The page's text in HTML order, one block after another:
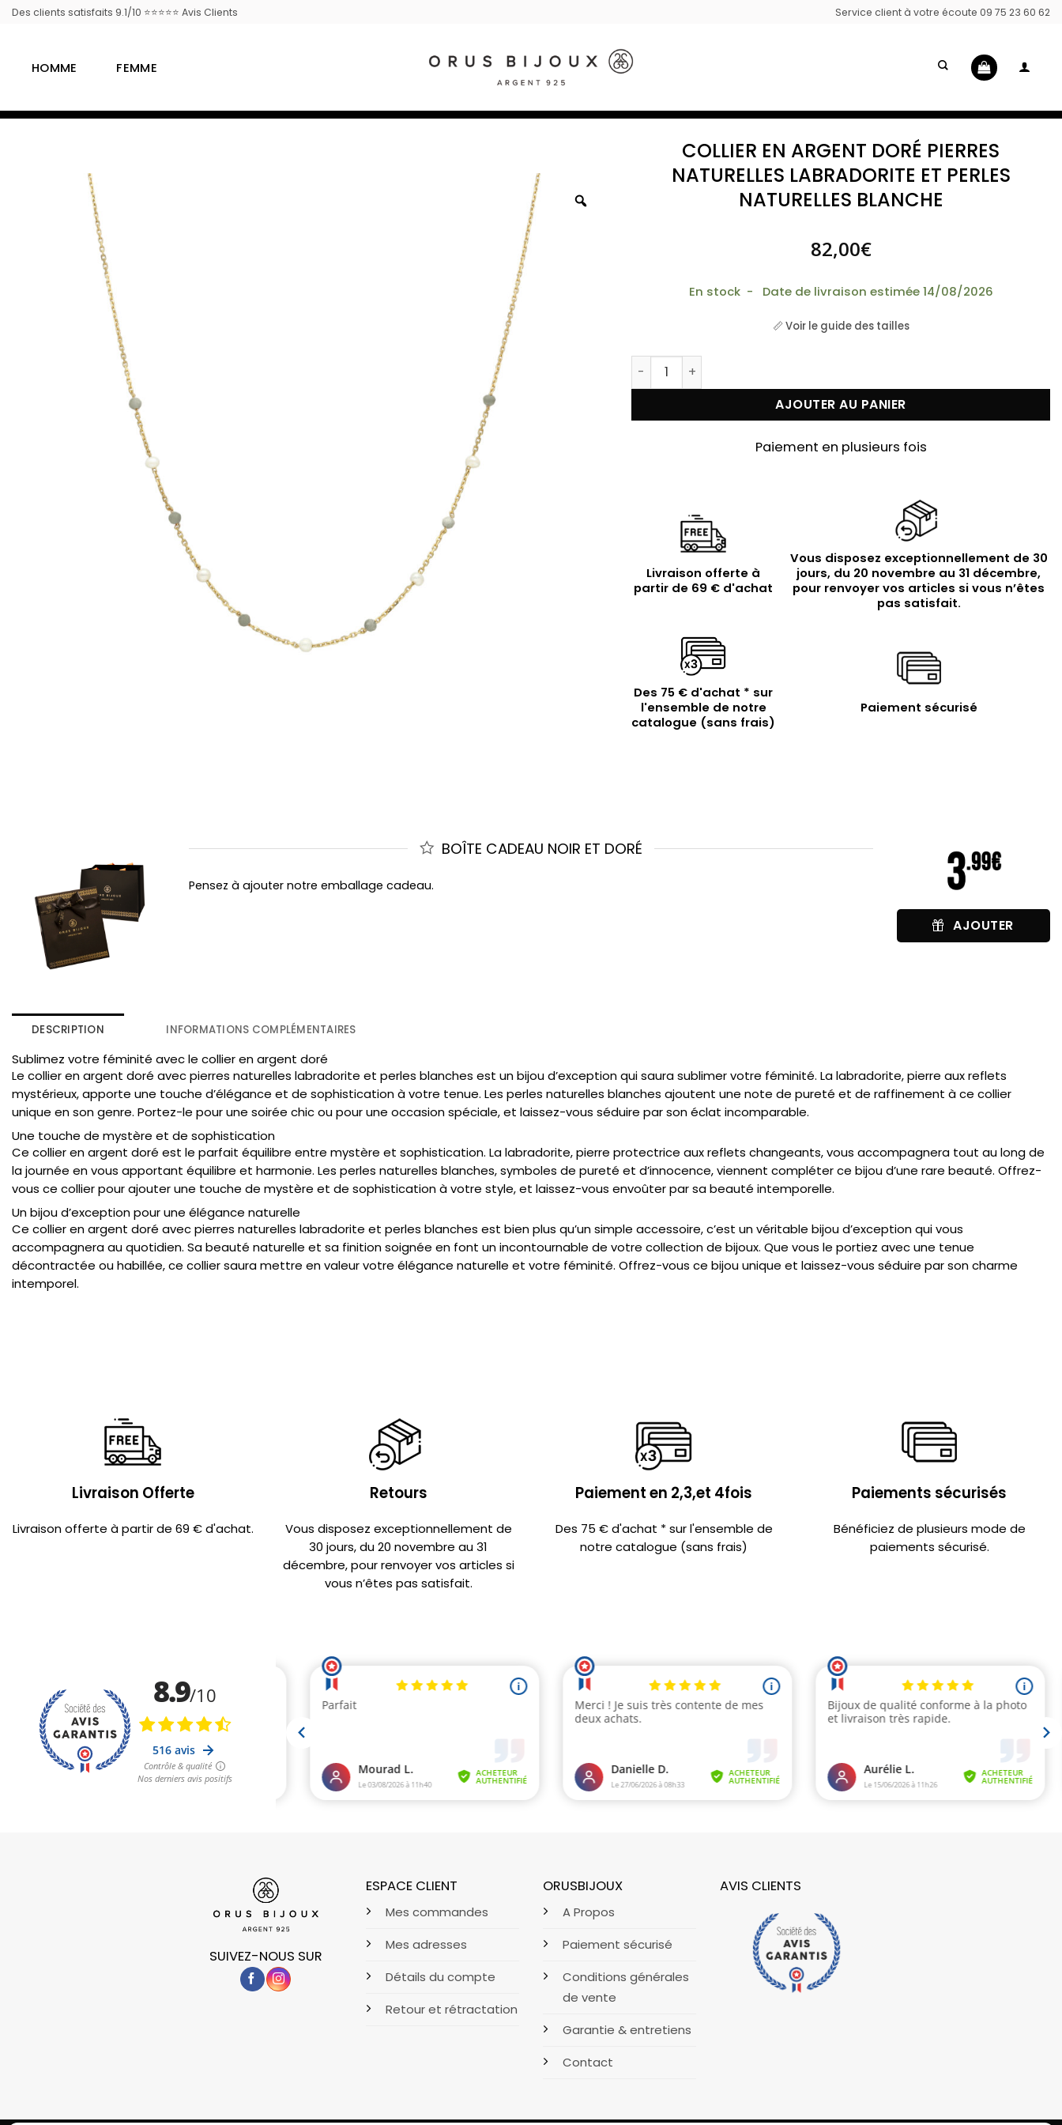
Passer
Des clients satisfaits 9.1/10 ⭐⭐⭐⭐⭐ Avis Clients Service client à votre écoute 09 75 23 60 62
HOMME FEMME
COLLIER EN ARGENT DORÉ PIERRES
NATURELLES LABRADORITE ET PERLES
NATURELLES BLANCHE
82,00€
En stock - Date de livraison estimée 14/08/2026
📏 Voir le guide des tailles
quantité de Collier en argent doré pierres naturelles labradorite
AJOUTER AU PANIER
Paiement en plusieurs fois
Livraison offerte à
partir de 69 € d'achat
Vous disposez exceptionnellement de 30
jours, du 20 novembre au 31 décembre,
pour renvoyer vos articles si vous n’êtes
pas satisfait.
Des 75 € d'achat * sur
l'ensemble de notre
catalogue (sans frais)
Paiement sécurisé
BOÎTE CADEAU NOIR ET DORÉ
Pensez à ajouter notre emballage cadeau.
AJOUTER
DESCRIPTION INFORMATIONS COMPLÉMENTAIRES
Sublimez votre féminité avec le collier en argent doré
Le collier en argent doré avec pierres naturelles labradorite et perles blanches est un bijou d’exception qui saura sublimer votre féminité. La labradorite, pierre aux reflets
mystérieux, apporte une touche d’élégance et de sophistication à votre tenue. Les perles naturelles blanches ajoutent une note de pureté et de raffinement à ce collier
unique en son genre. Portez-le pour une soirée chic ou pour une occasion spéciale, et laissez-vous séduire par son éclat incomparable.
Une touche de mystère et de sophistication
Ce collier en argent doré est le parfait équilibre entre mystère et sophistication. La labradorite, pierre protectrice aux reflets changeants, vous accompagnera tout au long de
la journée en vous apportant équilibre et harmonie. Les perles naturelles blanches, symboles de pureté et d’innocence, viennent compléter ce bijou d’une rare beauté. Offrez-
vous ce collier pour ajouter une touche de mystère et de sophistication à votre style, et laissez-vous envoûter par sa beauté intemporelle.
Un bijou d’exception pour une élégance naturelle
Ce collier en argent doré avec pierres naturelles labradorite et perles blanches est bien plus qu’un simple accessoire, c’est un véritable bijou d’exception qui vous
accompagnera au quotidien. Sa beauté naturelle et sa finition soignée en font un incontournable de votre collection de bijoux. Que vous le portiez avec une tenue
décontractée ou habillée, ce collier saura mettre en valeur votre élégance naturelle et votre féminité. Offrez-vous ce bijou unique et laissez-vous séduire par son charme
intemporel.
Livraison Offerte
Livraison offerte à partir de 69 € d'achat.
Retours
Vous disposez exceptionnellement de
30 jours, du 20 novembre au 31
décembre, pour renvoyer vos articles si
vous n’êtes pas satisfait.
Paiement en 2,3,et 4fois
Des 75 € d'achat * sur l'ensemble de
notre catalogue (sans frais)
Paiements sécurisés
Bénéficiez de plusieurs mode de
paiements sécurisé.
SUIVEZ-NOUS SUR
ESPACE CLIENT
Mes commandes
Mes adresses
Détails du compte
Retour et rétractation
ORUSBIJOUX
A Propos
Paiement sécurisé
Conditions générales
de vente
Garantie & entretiens
Contact
AVIS CLIENTS